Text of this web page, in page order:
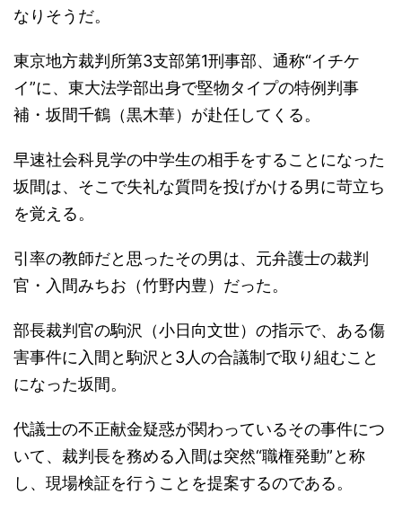
なりそうだ。
東京地方裁判所第3支部第1刑事部、通称“イチケ
イ”に、東大法学部出身で堅物タイプの特例判事
補・坂間千鶴（黒木華）が赴任してくる。
早速社会科見学の中学生の相手をすることになった
坂間は、そこで失礼な質問を投げかける男に苛立ち
を覚える。
引率の教師だと思ったその男は、元弁護士の裁判
官・入間みちお（竹野内豊）だった。
部長裁判官の駒沢（小日向文世）の指示で、ある傷
害事件に入間と駒沢と3人の合議制で取り組むこと
になった坂間。
代議士の不正献金疑惑が関わっているその事件につ
いて、裁判長を務める入間は突然“職権発動”と称
し、現場検証を行うことを提案するのである。